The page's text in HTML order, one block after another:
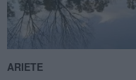
ARIETE